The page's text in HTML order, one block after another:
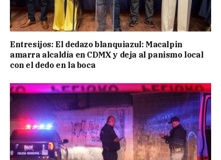
Entresijos: El dedazo blanquiazul: Macalpin
amarra alcaldía en CDMX y deja al panismo local
con el dedo en la boca